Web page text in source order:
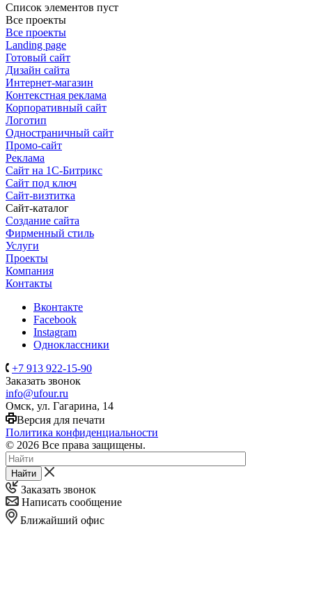
Список элементов пуст
Все проекты
Все проекты
Landing page
Готовый сайт
Дизайн сайта
Интернет-магазин
Контекстная реклама
Корпоративный сайт
Логотип
Одностраничный сайт
Промо-сайт
Реклама
Сайт на 1С-Битрикс
Сайт под ключ
Сайт-визтитка
Сайт-каталог
Создание сайта
Фирменный стиль
Услуги
Проекты
Компания
Контакты
Вконтакте
Facebook
Instagram
Одноклассники
+7 913 922-15-90
Заказать звонок
info@ufour.ru
Омск, ул. Гагарина, 14
Версия для печати
Политика конфиденциальности
© 2026 Все права защищены.
Найти
Заказать звонок
Написать сообщение
Ближайший офис